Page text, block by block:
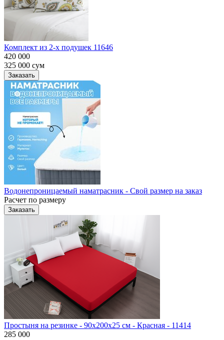
Комплект из 2-х подушек 11646
420 000
325 000 сум
Заказать
Водонепроницаемый наматрасник - Свой размер на заказ
Расчет по размеру
Заказать
Простыня на резинке - 90x200x25 cм - Красная - 11414
285 000